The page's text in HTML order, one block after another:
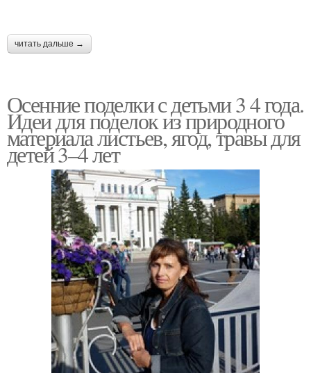
Поделки из втулки
Совместные поделки Сложные поделки
Зимняя поделка Летние поделки
читать дальше →
Осенние поделки с детьми 3 4 года.
Идеи для поделок из природного
материала листьев, ягод, травы для
детей 3–4 лет